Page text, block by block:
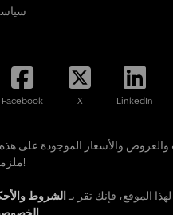
Facebook X LinkedIn
والعروض والأسعار الموجودة على
ملزمة وغير نهائية!
الموقع، فإنك تقر بـ الشروط